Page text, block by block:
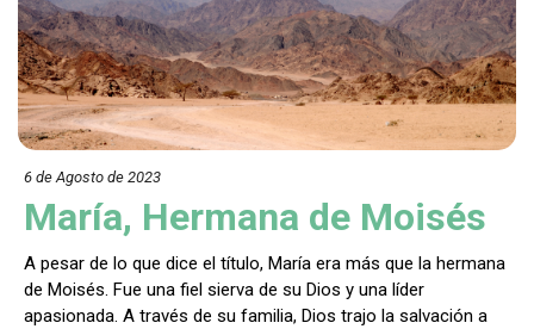
6 de Agosto de 2023
María, Hermana de Moisés
A pesar de lo que dice el título, María era más que la hermana
de Moisés. Fue una fiel sierva de su Dios y una líder
apasionada. A través de su familia, Dios trajo la salvación a